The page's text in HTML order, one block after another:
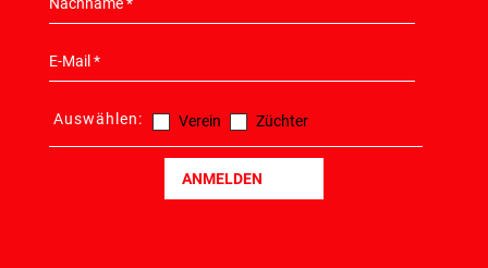
Auswählen: Verein Züchter
ANMELDEN